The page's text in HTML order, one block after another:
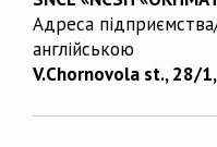
Адреса
англійською
V.Chornovola st., 28/